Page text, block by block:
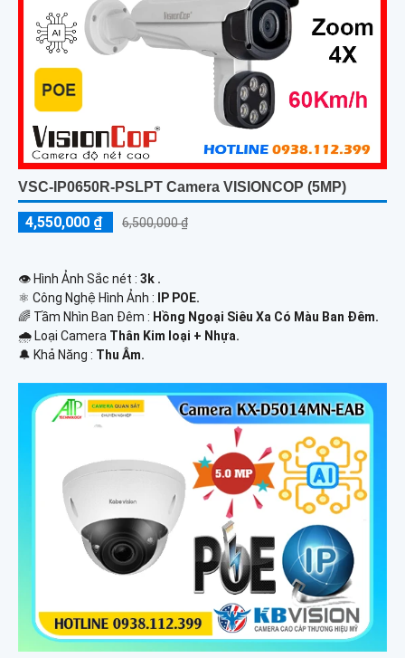
VSC-IP0650R-PSLPT Camera VISIONCOP (5MP)
4,550,000 ₫ 6,500,000 ₫
👁 Hình Ảnh Sắc nét : 3k .
⚛️ Công Nghệ Hình Ảnh :
IP POE.
🌈 Tầm Nhìn Ban Đêm : Hồng Ngoại Siêu Xa Có Màu Ban Ðêm.
🌧️ Loại Camera Thân Kim loại + Nhựa.
️🔔 Khả Năng : Thu Âm.